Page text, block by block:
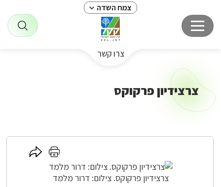
צמח השדה
צרו קשר
צרצידיון פרקוקס
צרצידיון פרקוקס. צילום: דרור מלמד
לחץ
לחץ
כאן
לשיתוף